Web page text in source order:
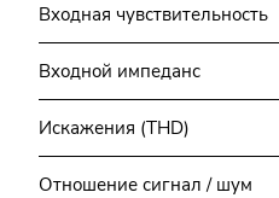
Входная чувствительность
Входной импеданс
Искажения (THD)
Отношение сигнал / шум